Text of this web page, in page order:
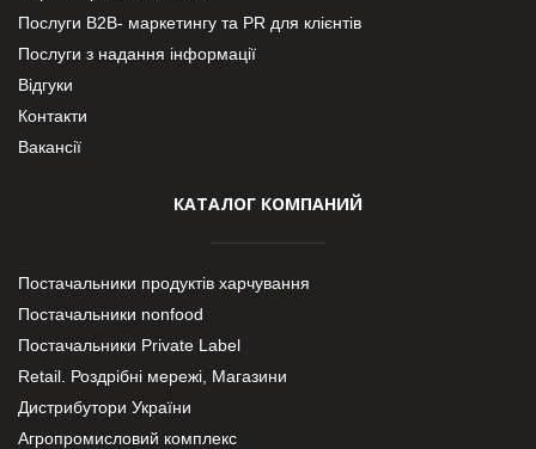
Послуги В2В- маркетингу та PR для клієнтів
Послуги з надання інформації
Відгуки
Контакти
Вакансії
КАТАЛОГ КОМПАНИЙ
Постачальники продуктів харчування
Постачальники nonfood
Постачальники Private Label
Retail. Роздрібні мережі, Магазини
Дистрибутори України
Агропромисловий комплекс